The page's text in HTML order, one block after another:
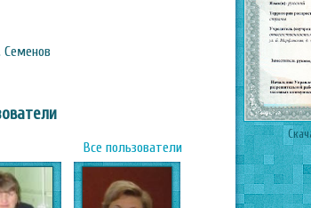
Семенов
Все пользователи